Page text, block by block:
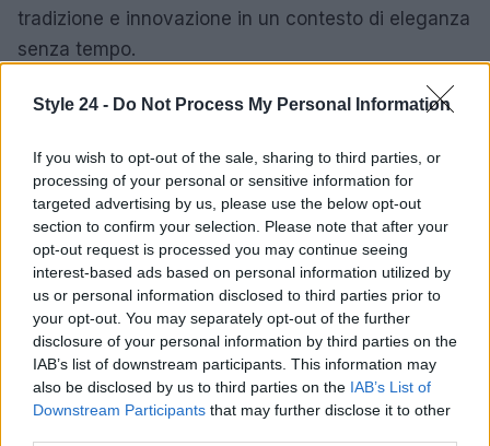
Style 24 - Do Not Process My Personal Information
If you wish to opt-out of the sale, sharing to third parties, or
processing of your personal or sensitive information for
targeted advertising by us, please use the below opt-out
section to confirm your selection. Please note that after your
opt-out request is processed you may continue seeing
interest-based ads based on personal information utilized by
us or personal information disclosed to third parties prior to
your opt-out. You may separately opt-out of the further
disclosure of your personal information by third parties on the
IAB’s list of downstream participants. This information may
also be disclosed by us to third parties on the IAB’s List of
Downstream Participants that may further disclose it to other
tradizione e innovazione in un contesto di eleganza
senza tempo.
Staff